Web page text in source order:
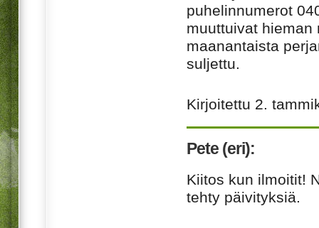
puhelinnumerot
muuttuivat
maanantaista
suljettu.
Kirjoitettu 2.
Pete (eri):
Kiitos kun ilmoitit!
tehty päivityksiä.